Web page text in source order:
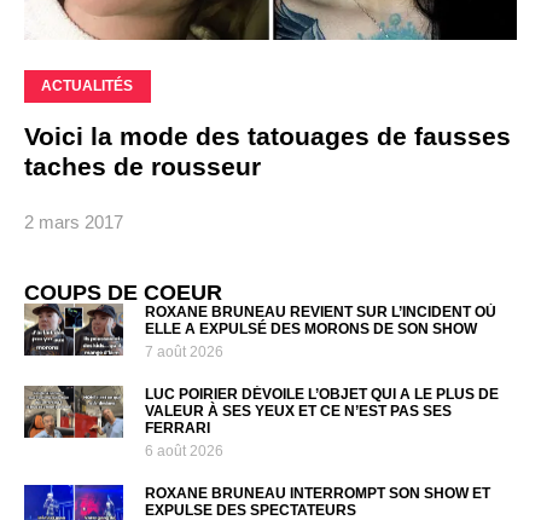
ACTUALITÉS
Voici la mode des tatouages de fausses
taches de rousseur
2 mars 2017
COUPS DE COEUR
ROXANE BRUNEAU REVIENT SUR L’INCIDENT OÙ
ELLE A EXPULSÉ DES MORONS DE SON SHOW
7 août 2026
LUC POIRIER DÉVOILE L’OBJET QUI A LE PLUS DE
VALEUR À SES YEUX ET CE N’EST PAS SES
FERRARI
6 août 2026
ROXANE BRUNEAU INTERROMPT SON SHOW ET
EXPULSE DES SPECTATEURS